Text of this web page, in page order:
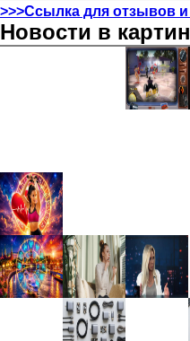
>>>Ссылка для отзывов
Новости в